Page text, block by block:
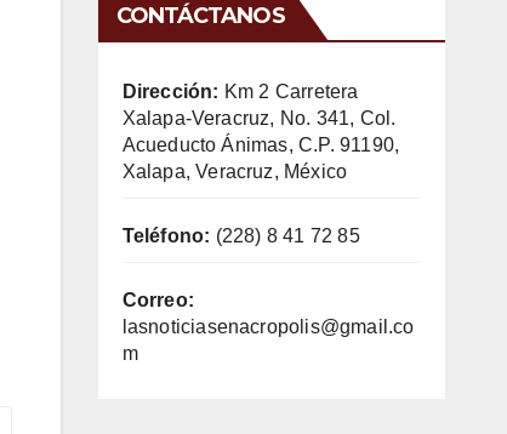
CONTÁCTANOS
Dirección: Km 2 Carretera
Xalapa-Veracruz, No. 341, Col.
Acueducto Ánimas, C.P. 91190,
Xalapa, Veracruz, México
Teléfono: (228) 8 41 72 85
Correo:
lasnoticiasenacropolis@gmail.co
m